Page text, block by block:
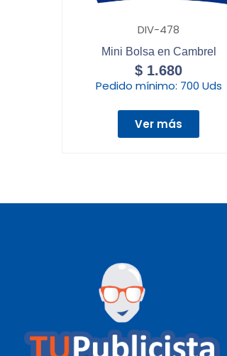
DIV-478
Mini Bolsa en Cambrel
$ 1.680
Pedido mínimo: 700 Uds
Ver más